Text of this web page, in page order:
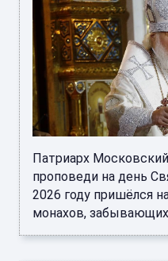
Патриарх
проповеди на день
2026 году пришёлся
монахов, забывающих